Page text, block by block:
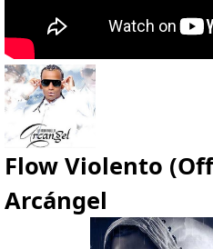
Flow Violento
Arcángel